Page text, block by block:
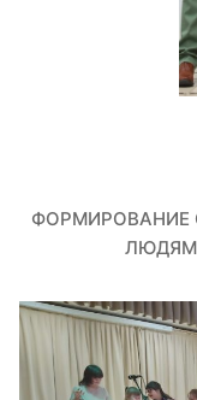
ФОРМИРОВАНИЕ
ЛЮДЯМ